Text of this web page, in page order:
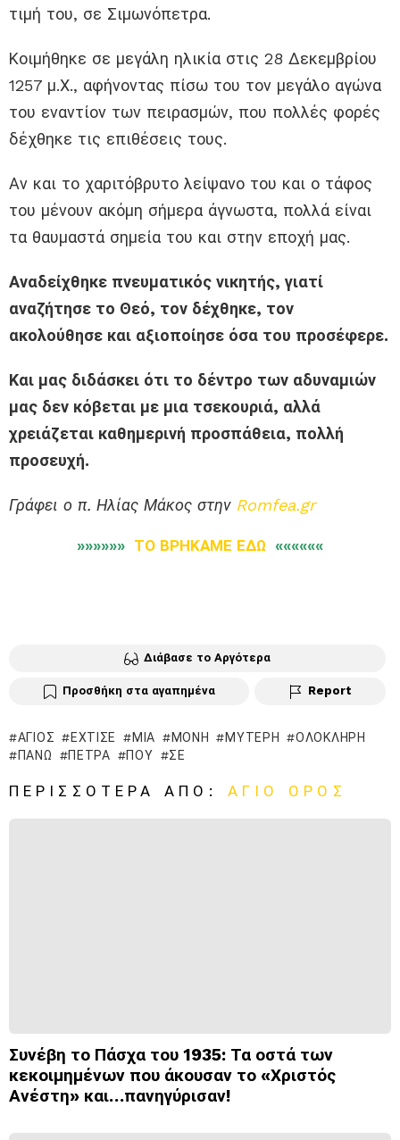
τιμή του, σε Σιμωνόπετρα.
Κοιμήθηκε σε μεγάλη ηλικία στις 28 Δεκεμβρίου
1257 μ.Χ., αφήνοντας πίσω του τον μεγάλο αγώνα
του εναντίον των πειρασμών, που πολλές φορές
δέχθηκε τις επιθέσεις τους.
Αν και το χαριτόβρυτο λείψανο του και ο τάφος
του μένουν ακόμη σήμερα άγνωστα, πολλά είναι
τα θαυμαστά σημεία του και στην εποχή μας.
Αναδείχθηκε πνευματικός νικητής, γιατί
αναζήτησε το Θεό, τον δέχθηκε, τον
ακολούθησε και αξιοποίησε όσα του προσέφερε.
Και μας διδάσκει ότι το δέντρο των αδυναμιών
μας δεν κόβεται με μια τσεκουριά, αλλά
χρειάζεται καθημερινή προσπάθεια, πολλή
προσευχή.
Γράφει ο π. Ηλίας Μάκος στην Romfea.gr
»»»»»» ΤΟ ΒΡΗΚΑΜΕ ΕΔΩ ««««««
Διάβασε το Αργότερα
Προσθήκη στα αγαπημένα Report
ΆΓΙΟΣ ΈΧΤΙΣΕ ΜΙΑ ΜΟΝΉ ΜΥΤΕΡΉ
ΟΛΌΚΛΗΡΗ
ΠΆΝΩ
ΠΈΤΡΑ ΠΟΥ ΣΕ
ΠΕΡΙΣΣΌΤΕΡΑ ΑΠΌ: ΑΓΙΟ ΟΡΟΣ
Συνέβη το Πάσχα του 1935: Τα οστά των
κεκοιμημένων που άκουσαν το «Χριστός
Ανέστη» και…πανηγύρισαν!